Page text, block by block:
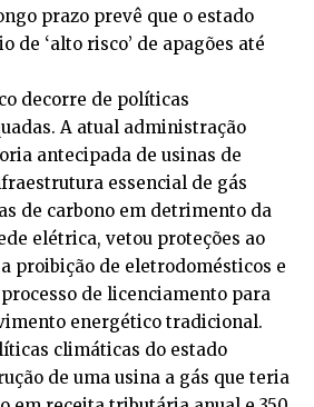
prazo prevê que o estado
de ‘alto risco’ de apagões até
decorre de políticas
A atual administração
antecipada de usinas de
essencial de gás
de carbono em detrimento da
elétrica, vetou proteções ao
proibição de eletrodomésticos e
de licenciamento para
energético tradicional.
climáticas do estado
de uma usina a gás que teria